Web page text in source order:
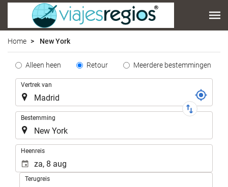
Home New York
Tipo
Trayecto
Alleen heen Retour Meerdere bestemmingen
Reis
Vertrek van
Bestemming
Heenreis
Terugreis